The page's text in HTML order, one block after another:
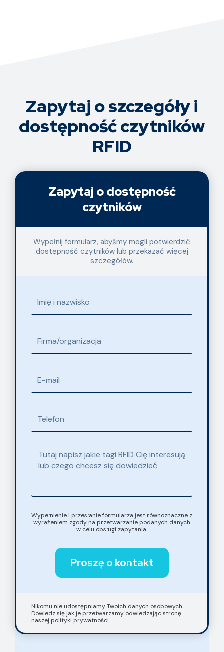
Zapytaj o szczegóły i
dostępność czytników
RFID
Zapytaj o dostępność
czytników
Wypełnij formularz, abyśmy mogli potwierdzić
dostępność czytników lub przekazać więcej
szczegółów.
mail
Wiadomość
Wypełnienie i przesłanie formularza jest równoznaczne z
wyrażeniem zgody na przetwarzanie podanych danych
w celu obsługi zapytania.
Proszę o kontakt
Nikomu nie udostępniamy Twoich danych osobowych.
Dowiedz się jak je przetwarzamy odwiedzając stronę
naszej polityki prywatności.